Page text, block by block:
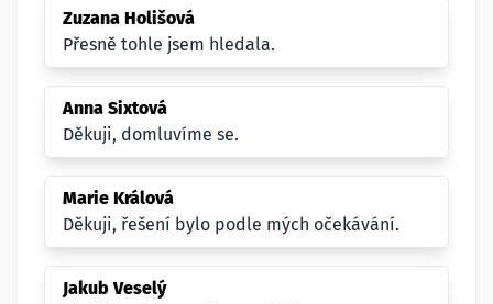
Zuzana Holišová
Přesně tohle jsem hledala.
Anna Sixtová
Děkuji, domluvíme se.
Marie Králová
Děkuji, řešení bylo podle mých očekávání.
Jakub Veselý